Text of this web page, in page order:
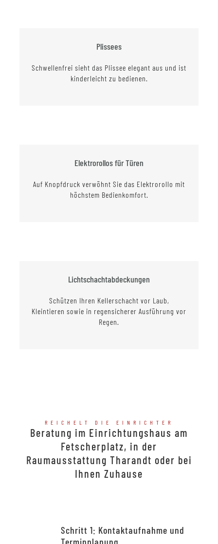
Plissees
Schwellenfrei sieht das Plissee elegant aus und ist
kinderleicht zu bedienen.
Elektrorollos für Türen
Auf Knopfdruck verwöhnt Sie das Elektrorollo mit
höchstem Bedienkomfort.
Lichtschachtabdeckungen
Schützen Ihren Kellerschacht vor Laub,
Kleintieren sowie in regensicherer Ausführung vor
Regen.
REICHELT DIE EINRICHTER
Beratung im Einrichtungshaus am
Fetscherplatz, in der
Raumausstattung Tharandt oder bei
Ihnen Zuhause
Schritt 1: Kontaktaufnahme und